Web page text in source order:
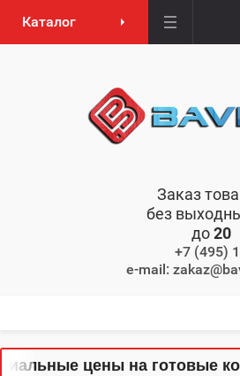
Каталог
Заказ
без
до20
+7 (495)
e-mail:
цены на готовые